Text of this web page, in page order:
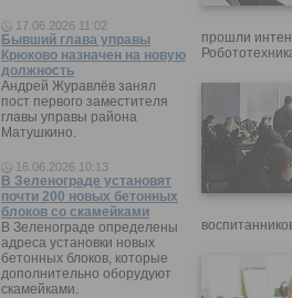
17.06.2026 11:02
Бывший глава управы
Крюково назначен на новую
должность
Андрей Журавлёв занял
пост первого заместителя
главы управы района
Матушкино.
16.06.2026 10:13
В Зеленограде установят
почти 200 новых бетонных
блоков со скамейками
В Зеленограде определены
адреса установки новых
бетонных блоков, которые
дополнительно оборудуют
скамейками.
прошли